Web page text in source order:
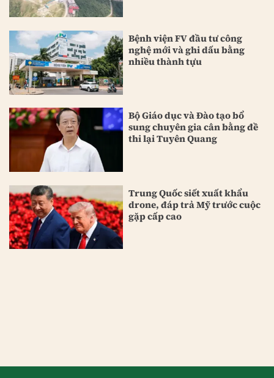
Bệnh viện FV đầu tư công
nghệ mới và ghi dấu bằng
nhiều thành tựu
Bộ Giáo dục và Đào tạo bổ
sung chuyên gia cân bằng đề
thi lại Tuyên Quang
Trung Quốc siết xuất khẩu
drone, đáp trả Mỹ trước cuộc
gặp cấp cao